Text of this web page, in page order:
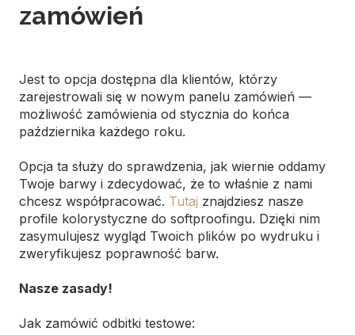
zamówień
Jest to opcja dostępna dla klientów, którzy
zarejestrowali się w nowym panelu zamówień —
możliwość zamówienia od stycznia do końca
października każdego roku.
Opcja ta służy do sprawdzenia, jak wiernie oddamy
Twoje barwy i zdecydować, że to właśnie z nami
chcesz współpracować. Tutaj znajdziesz nasze
profile kolorystyczne do softproofingu. Dzięki nim
zasymulujesz wygląd Twoich plików po wydruku i
zweryfikujesz poprawność barw.
Nasze zasady!
Jak zamówić odbitki testowe: